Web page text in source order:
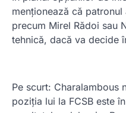
menționează că
precum Mirel Rădoi sau
tehnică, dacă va decide
Pe scurt: Charalambous
poziția lui la FCSB este